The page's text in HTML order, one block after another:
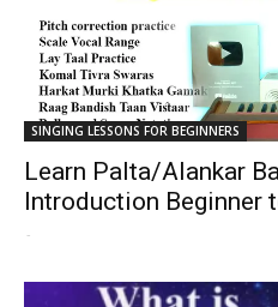
SINGING LESSONS FOR BEGINNERS
Learn Palta/Alankar
Introduction Beginner
-